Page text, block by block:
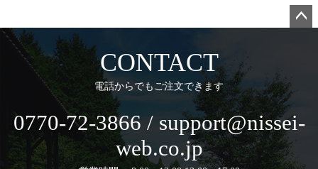
CONTACT
電話からでもご注文できます
0770-72-3866 / support@nissei-
web.co.jp